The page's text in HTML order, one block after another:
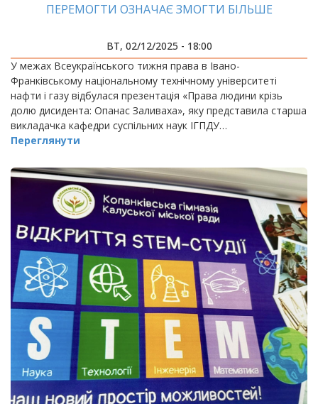
ПЕРЕМОГТИ ОЗНАЧАЄ ЗМОГТИ БІЛЬШЕ
ВТ, 02/12/2025 - 18:00
У межах Всеукраїнського тижня права в Івано-
Франківському національному технічному університеті
нафти і газу відбулася презентація «Права людини крізь
долю дисидента: Опанас Заливаха», яку представила старша
викладачка кафедри суспільних наук ІГПДУ…
Переглянути